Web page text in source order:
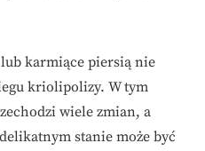
karmiące piersią nie
kriolipolizy. W tym
wiele zmian, a
stanie może być